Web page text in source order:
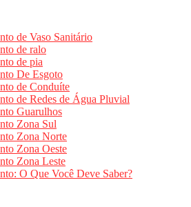
de Vaso Sanitário
de ralo
de pia
De Esgoto
de Conduíte
de Redes de Água Pluvial
Guarulhos
Zona Sul
Zona Norte
Zona Oeste
Zona Leste
O Que Você Deve Saber?